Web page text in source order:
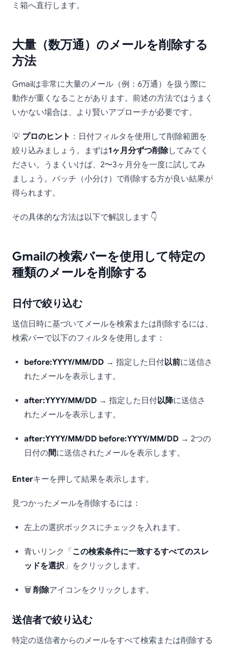
ミ箱へ直行します。
大量（数万通）のメールを削除する
方法
Gmailは非常に大量のメール（例：6万通）を扱う際に
動作が重くなることがあります。前述の方法ではうまく
いかない場合は、より賢いアプローチが必要です。
💡 プロのヒント ：日付フィルタを使用して削除範囲を
絞り込みましょう。まずは1ヶ月分ずつ削除してみてく
ださい。うまくいけば、2〜3ヶ月分を一度に試してみ
ましょう。バッチ（小分け）で削除する方が良い結果が
得られます。
その具体的な方法は以下で解説します 👇
Gmailの検索バーを使用して特定の
種類のメールを削除する
日付で絞り込む
送信日時に基づいてメールを検索または削除するには、
検索バーで以下のフィルタを使用します：
before:YYYY/MM/DD → 指定した日付以前に送信さ
れたメールを表示します。
after:YYYY/MM/DD → 指定した日付以降に送信さ
れたメールを表示します。
after:YYYY/MM/DD before:YYYY/MM/DD → 2つの
日付の間に送信されたメールを表示します。
Enterキーを押して結果を表示します。
見つかったメールを削除するには：
左上の選択ボックスにチェックを入れます。
青いリンク「 この検索条件に一致するすべてのスレ
ッドを選択 」をクリックします。
🗑️ 削除アイコンをクリックします。
送信者で絞り込む
特定の送信者からのメールをすべて検索または削除する